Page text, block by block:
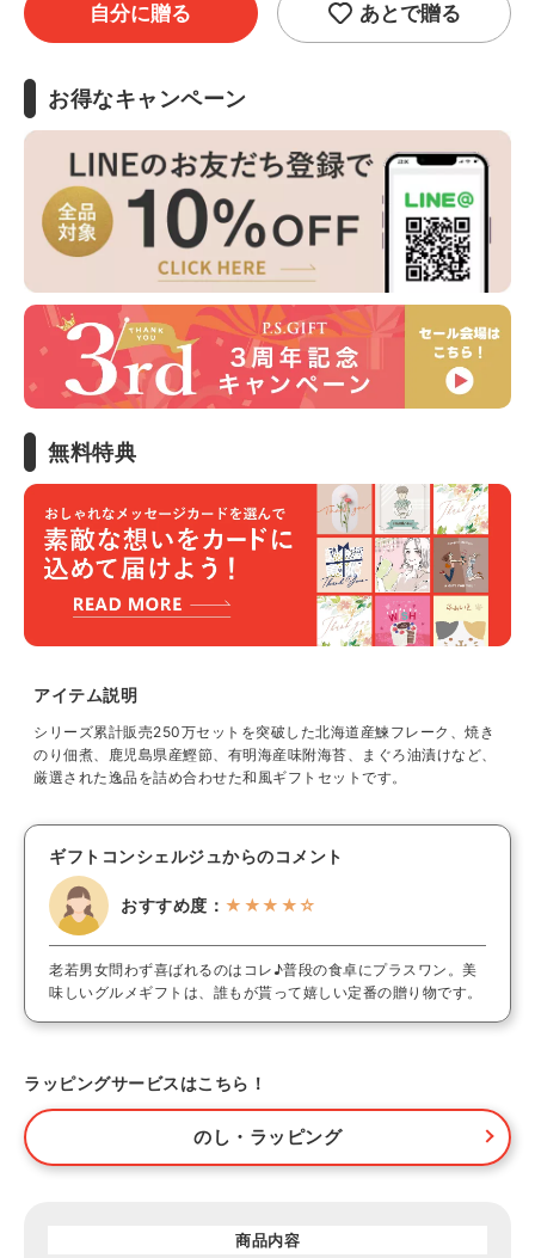
自分に贈る あとで贈る
お得なキャンペーン
無料特典
アイテム説明
シリーズ累計販売250万セットを突破した北海道産鰊フレーク、焼き
のり佃煮、鹿児島県産鰹節、有明海産味附海苔、まぐろ油漬けなど、
厳選された逸品を詰め合わせた和風ギフトセットです。
ギフトコンシェルジュからのコメント
おすすめ度： ★★★★☆
老若男女問わず喜ばれるのはコレ♪普段の食卓にプラスワン。美
味しいグルメギフトは、誰もが貰って嬉しい定番の贈り物です。
ラッピングサービスはこちら！
のし・ラッピング
商品内容